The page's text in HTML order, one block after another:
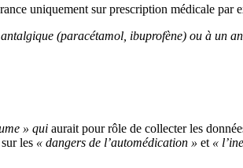
uniquement sur prescription médicale par
(paracétamol, ibuprofène) ou à un
» quiaurait pour rôle de collecter les
les « dangers de l’automédication » et «